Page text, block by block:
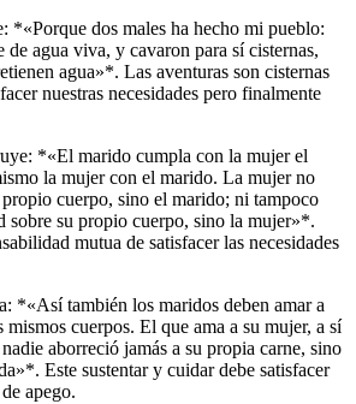
*«Porque dos males ha hecho mi pueblo:
de agua viva, y cavaron para sí cisternas,
agua»*. Las aventuras son cisternas
nuestras necesidades pero finalmente
*«El marido cumpla con la mujer el
la mujer con el marido. La mujer no
propio cuerpo, sino el marido; ni tampoco
sobre su propio cuerpo, sino la mujer»*.
mutua de satisfacer las necesidades
*«Así también los maridos deben amar a
mismos cuerpos. El que ama a su mujer, a sí
aborreció jamás a su propia carne, sino
Este sustentar y cuidar debe satisfacer
apego.